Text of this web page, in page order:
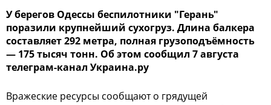
У берегов Одессы беспилотники "Герань"
поразили крупнейший сухогруз. Длина балкера
составляет 292 метра, полная грузоподъёмность
— 175 тысяч тонн. Об этом сообщил 7 августа
телеграм-канал Украина.ру
Вражеские ресурсы сообщают о грядущей